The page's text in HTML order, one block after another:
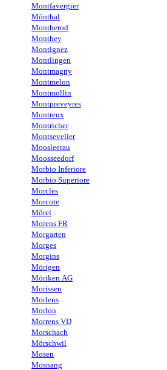
Montfavergier
Mönthal
Montherod
Monthey
Montignez
Montlingen
Montmagny
Montmelon
Montmollin
Montpreveyres
Montreux
Montricher
Montsevelier
Moosleerau
Moosseedorf
Morbio Inferiore
Morbio Superiore
Morcles
Morcote
Mörel
Morens FR
Morgarten
Morges
Morgins
Mörigen
Möriken AG
Morissen
Morlens
Morlon
Morrens VD
Morschach
Mörschwil
Mosen
Mosnang